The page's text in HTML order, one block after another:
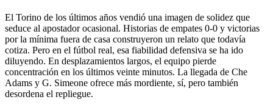
El Torino de los últimos años vendió una imagen de solidez que
seduce al apostador ocasional. Historias de empates 0-0 y victorias
por la mínima fuera de casa construyeron un relato que todavía
cotiza. Pero en el fútbol real, esa fiabilidad defensiva se ha ido
diluyendo. En desplazamientos largos, el equipo pierde
concentración en los últimos veinte minutos. La llegada de Che
Adams y G. Simeone ofrece más mordiente, sí, pero también
desordena el repliegue.